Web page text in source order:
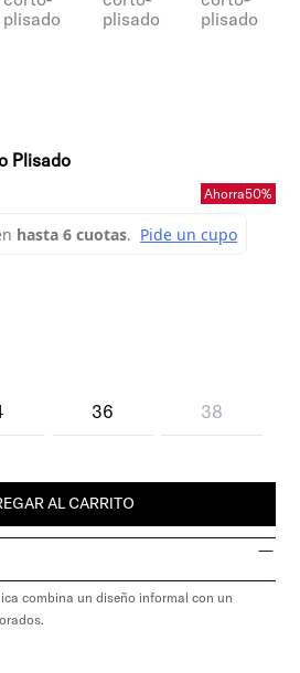
Plisado
Ahorra50%
36 38
AL CARRITO
combina un diseño informal con un